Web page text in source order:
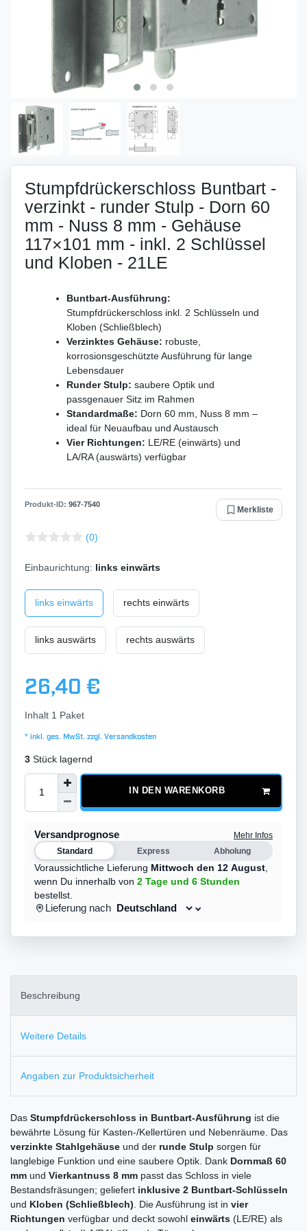
Stumpfdrückerschloss Buntbart -
verzinkt - runder Stulp - Dorn 60
mm - Nuss 8 mm - Gehäuse
117×101 mm - inkl. 2 Schlüssel
und Kloben - 21LE
Buntbart-Ausführung:
Stumpfdrückerschloss inkl. 2 Schlüsseln und
Kloben (Schließblech)
Verzinktes Gehäuse: robuste,
korrosionsgeschützte Ausführung für lange
Lebensdauer
Runder Stulp: saubere Optik und
passgenauer Sitz im Rahmen
Standardmaße: Dorn 60 mm, Nuss 8 mm –
ideal für Neuaufbau und Austausch
Vier Richtungen: LE/RE (einwärts) und
LA/RA (auswärts) verfügbar
Produkt-ID: 967-7540
Merkliste
(0)
Einbaurichtung: links einwärts
links einwärts rechts einwärts
links auswärts rechts auswärts
26,40 €
Inhalt 1 Paket
* inkl. ges. MwSt. zzgl. Versandkosten
3 Stück lagernd
IN DEN WARENKORB
Versandprognose
Mehr Infos
Standard
Express Abholung
Voraussichtliche Lieferung Mittwoch den 12 August
wenn Du innerhalb von 2 Tage und 6 Stunden
bestellst.
Lieferung nach
Beschreibung
Weitere Details
Angaben zur Produktsicherheit
Das Stumpfdrückerschloss in Buntbart-Ausführung ist die
bewährte Lösung für Kasten-/Kellertüren und Nebenräume. Das
verzinkte Stahlgehäuse und der runde Stulp sorgen für
langlebige Funktion und eine saubere Optik. Dank Dornmaß 60
mm und Vierkantnuss 8 mm passt das Schloss in viele
Bestandsfräsungen; geliefert inklusive 2 Buntbart-Schlüsseln
und Kloben (Schließblech) . Die Ausführung ist in vier
Richtungen verfügbar und deckt sowohl einwärts (LE/RE) als